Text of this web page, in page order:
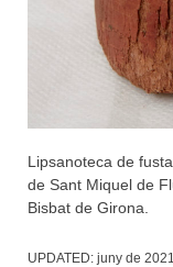
Lipsanoteca de
de Sant Miquel de
Bisbat de Girona.
UPDATED: juny de 2021